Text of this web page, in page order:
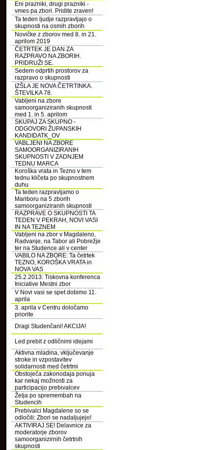
Eni prazniki, drugi prazniki -
vmes pa zbori. Pridite zraven!
Ta teden ljudje razpravljajo o
skupnosti na osmih zborih
Novičke z zborov med 8. in 21.
aprilom 2019
ČETRTEK JE DAN ZA
RAZPRAVO NA ZBORIH.
PRIDRUŽI SE.
Sedem odprtih prostorov za
razpravo o skupnosti
IZŠLA JE NOVA ČETRTINKA.
ŠTEVILKA 78.
Vabljeni na zbore
samoorganiziranih skupnosti
med 1. in 5. aprilom
SKUPAJ ZA SKUPNO -
ODGOVORI ŽUPANSKIH
KANDIDATK_OV
VABLJENI NA ZBORE
SAMOORGANIZIRANIH
SKUPNOSTI V ZADNJEM
TEDNU MARCA
Koroška vrata in Tezno v tem
tednu kličeta po skupnostnem
duhu
Ta teden razpravljamo o
Mariboru na 5 zborih
samoorganiziranih skupnosti
RAZPRAVE O SKUPNOSTI TA
TEDEN V PEKRAH, NOVI VASI
IN NA TEZNEM
Vabljeni na zbor v Magdaleno,
Radvanje, na Tabor ali Pobrežje
ter na Studence ali v center
VABILO NA ZBORE: Ta četrtek
TEZNO, KOROŠKA VRATA in
NOVA VAS
25.2.2013: Tiskovna konferenca
Iniciative Mestni zbor
V Novi vasi se spet dobimo 11.
aprila
3. aprila v Centru določamo
priorite
Dragi Studenčani! AKCIJA!
Led prebit z odličnimi idejami
Aktivna mladina, vključevanje
stroke in vzpostavitev
solidarnosti med četrtmi
Obstoječa zakonodaja ponuja
kar nekaj možnosti za
participacijo prebivalcev
Želja po spremembah na
Studencih
Prebivalci Magdalene so se
odločili: Zbori se nadaljujejo!
AKTIVIRAJ SE! Delavnice za
moderatorje zborov
samoorganizirnih četrtnih
skupnosti